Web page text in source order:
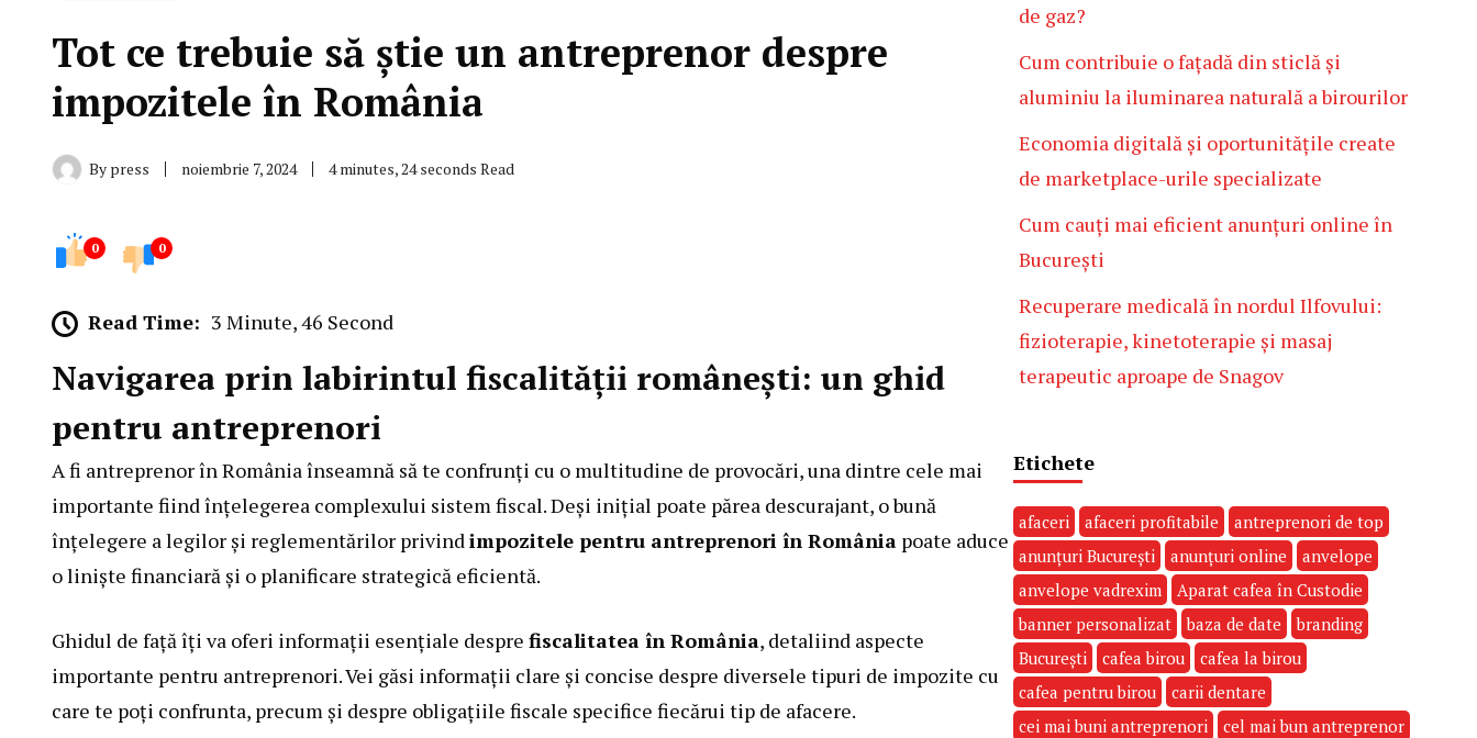
Tot ce trebuie să știe un antreprenor despre
impozitele în România
By press noiembrie 7, 2024 4 minutes, 24 seconds Read
0 0
Read Time: 3 Minute, 46 Second
Navigarea prin labirintul fiscalității românești: un ghid
pentru antreprenori
A fi antreprenor în România înseamnă să te confrunți cu o multitudine de provocări, una dintre cele mai
importante fiind înțelegerea complexului sistem fiscal. Deși inițial poate părea descurajant, o bună
înțelegere a legilor și reglementărilor privindimpozitele pentru antreprenori în România poate aduce
o liniște financiară și o planificare strategică eficientă.
Ghidul de față îți va oferi informații esențiale despre fiscalitatea în România, detaliind aspecte
importante pentru antreprenori. Vei găsi informații clare și concise despre diversele tipuri de impozite cu
care te poți confrunta, precum și despre obligațiile fiscale specifice fiecărui tip de afacere.
de gaz?
Cum contribuie o fațadă din sticlă și
aluminiu la iluminarea naturală a birourilor
Economia digitală și oportunitățile create
de marketplace-urile specializate
Cum cauți mai eficient anunțuri online în
București
Recuperare medicală în nordul Ilfovului:
fizioterapie, kinetoterapie și masaj
terapeutic aproape de Snagov
Etichete
afaceri afaceri profitabile
antreprenori de top
anunțuri București
anunțuri online
anvelope
anvelope vadrexim
Aparat cafea în Custodie
banner personalizat
baza de date
branding
București
cafea birou
cafea la birou
cafea pentru birou
carii dentare
cei mai buni antreprenori
cel mai bun antreprenor